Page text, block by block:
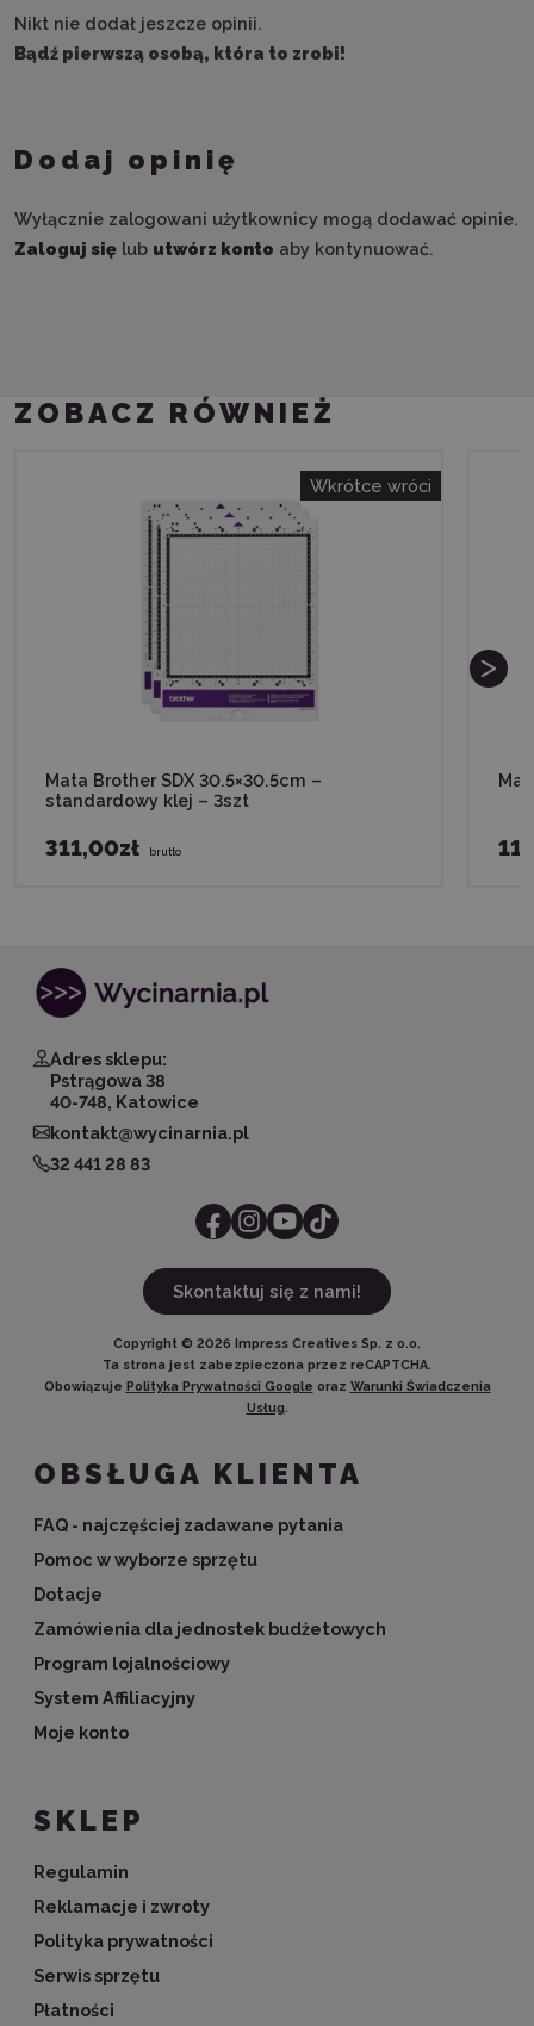
Nikt nie dodał jeszcze opinii.
Bądź pierwszą osobą, która to zrobi!
Dodaj opinię
Wyłącznie zalogowani użytkownicy mogą dodawać opinie.
Zaloguj się lub utwórz konto aby kontynuować.
ZOBACZ RÓWNIEŻ
Wkrótce wróci
Mata Brother SDX 30.5×30.5cm –
standardowy klej – 3szt
311,00zł brutto
Adres sklepu:
Pstrągowa 38
40-748, Katowice
kontakt@wycinarnia.pl
32 441 28 83
Skontaktuj się z nami!
Copyright © 2026 Impress Creatives Sp. z o.o.
Ta strona jest zabezpieczona przez reCAPTCHA.
Obowiązuje Polityka Prywatności Google oraz Warunki Świadczenia
Usług.
OBSŁUGA KLIENTA
FAQ - najczęściej zadawane pytania
Pomoc w wyborze sprzętu
Dotacje
Zamówienia dla jednostek budżetowych
Program lojalnościowy
System Affiliacyjny
Moje konto
SKLEP
Regulamin
Reklamacje i zwroty
Polityka prywatności
Serwis sprzętu
Płatności